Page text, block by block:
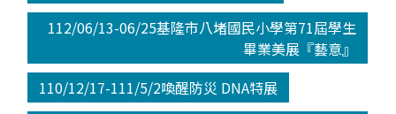
112/06/13-06/25基隆市八堵國民小學第71屆學生
畢業美展『藝意』
110/12/17-111/5/2喚醒防災 DNA特展